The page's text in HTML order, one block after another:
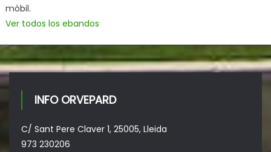
mòbil.
Ver todos los ebandos
INFO ORVEPARD
C/ Sant Pere Claver 1, 25005, Lleida
973 230206